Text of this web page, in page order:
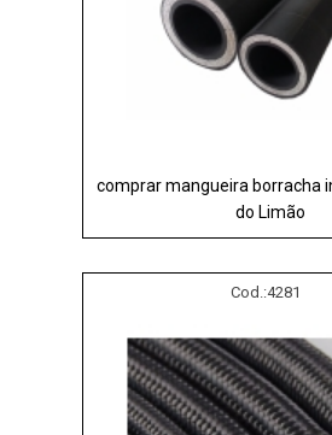
comprar mangueira borracha
do Limão
Cod.:4281